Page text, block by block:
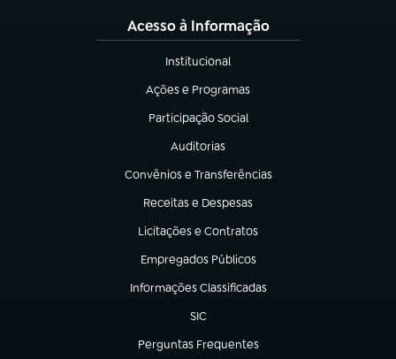
Acesso à Informação
Institucional
(abre em nova aba)
Ações e Programas
(abre em nova aba)
Participação Social
(abre em nova aba)
Auditorias
(abre em nova aba)
Convênios e Transferências
(abre em nova aba)
Receitas e Despesas
(abre em nova aba)
Licitações e Contratos
(abre em nova aba)
Empregados Públicos
(abre em nova aba)
Informações Classificadas
(abre em nova aba)
SIC
(abre em nova aba)
Perguntas Frequentes
(abre em nova aba)